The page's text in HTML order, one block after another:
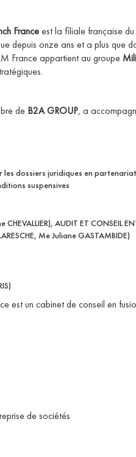
Franceest la filiale française
depuis onze ans et a plus que
France appartient au groupe
de B2A GROUP, a
dossiers juridiques en
suspensives
AUDIT ET CONSEIL
Me Juliane GASTAMBIDE)
est un cabinet de conseil en
de sociétés